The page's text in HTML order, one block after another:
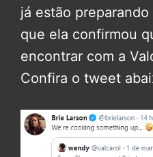
já estão
que ela confirmou
encontrar com a
Confira o tweet